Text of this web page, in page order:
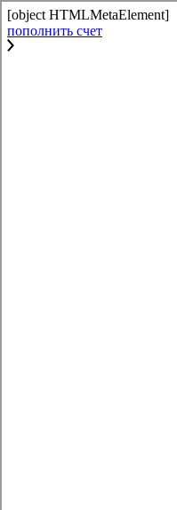
[object HTMLMetaElement]
пополнить счет